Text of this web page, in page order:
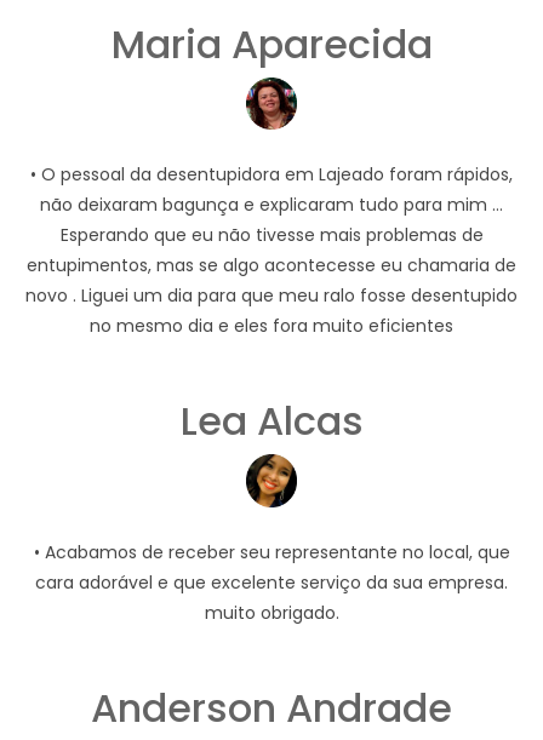
Maria Aparecida
• O pessoal da desentupidora em Lajeado foram rápidos,
não deixaram bagunça e explicaram tudo para mim ...
Esperando que eu não tivesse mais problemas de
entupimentos, mas se algo acontecesse eu chamaria de
novo . Liguei um dia para que meu ralo fosse desentupido
no mesmo dia e eles fora muito eficientes
Lea Alcas
• Acabamos de receber seu representante no local, que
cara adorável e que excelente serviço da sua empresa.
muito obrigado.
Anderson Andrade